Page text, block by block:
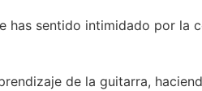
sentido intimidado por la
de la guitarra,